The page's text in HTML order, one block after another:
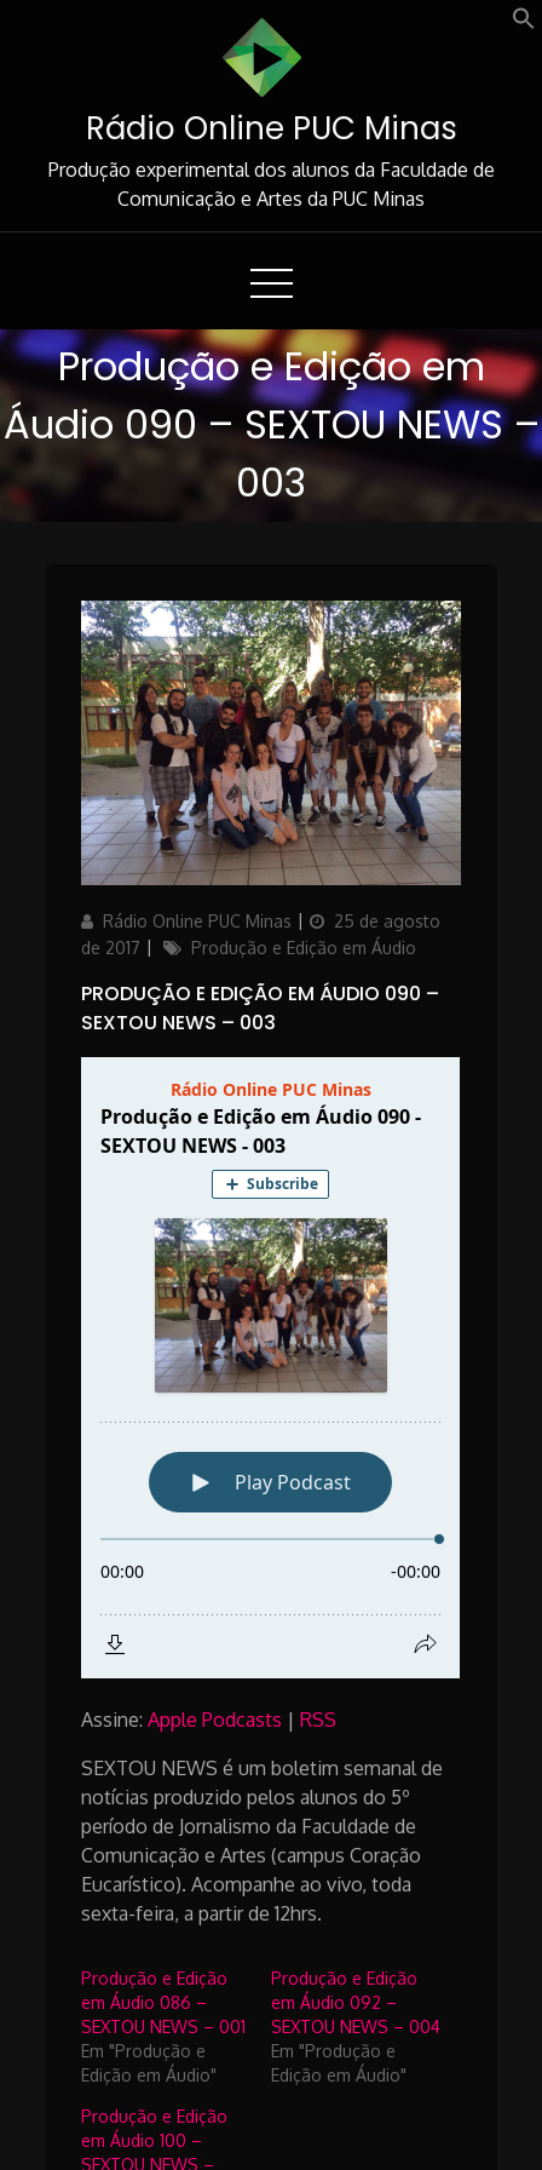
Rádio Online PUC Minas
Produção experimental dos alunos da Faculdade de
Comunicação e Artes da PUC Minas
Produção e Edição em
Áudio 090 – SEXTOU NEWS –
003
AuthorRádio Online PUC Minas
Posted
on
25 de agosto
de 2017
Categories
Produção e Edição em Áudio
PRODUÇÃO E EDIÇÃO EM ÁUDIO 090 –
SEXTOU NEWS – 003
Assine:Apple Podcasts |RSS
SEXTOU NEWS é um boletim semanal de
notícias produzido pelos alunos do 5º
período de Jornalismo da Faculdade de
Comunicação e Artes (campus Coração
Eucarístico). Acompanhe ao vivo, toda
sexta-feira, a partir de 12hrs.
Produção e Edição
em Áudio 086 –
SEXTOU NEWS – 001
Em "Produção e
Edição em Áudio"
Produção e Edição
em Áudio 092 –
SEXTOU NEWS – 004
Em "Produção e
Edição em Áudio"
Produção e Edição
em Áudio 100 –
SEXTOU NEWS –